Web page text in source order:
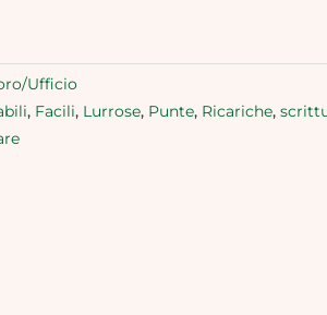
Ufficio
, Facili, Lurrose, Punte, Ricariche,